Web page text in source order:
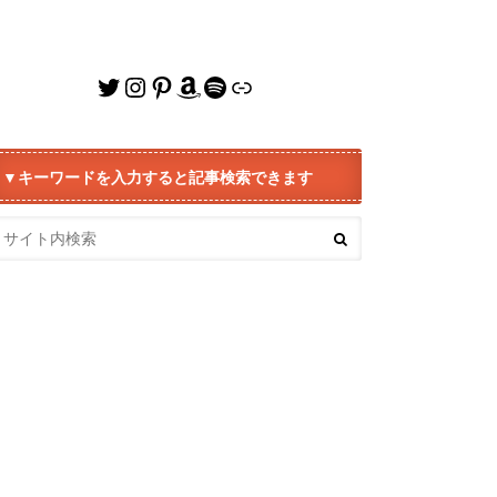
Twitter
Instagram
Pinterest
Amazon
Spotify
リンク
▼キーワードを入力すると記事検索できます